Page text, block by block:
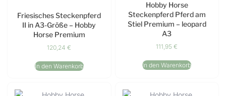
Friesisches Steckenpferd
II in A3-Größe – Hobby
Horse Premium
120,24€
In den Warenkorb
Hobby Horse
Steckenpferd Pferd am
Stiel Premium – leopard
A3
111,95€
In den Warenkorb